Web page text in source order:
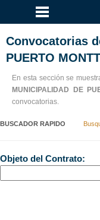
Convocatorias
PUERTO
En esta sección se
MUNICIPALIDAD DE
convocatorias.
BUSCADOR RAPIDO
Objeto del Contrato: